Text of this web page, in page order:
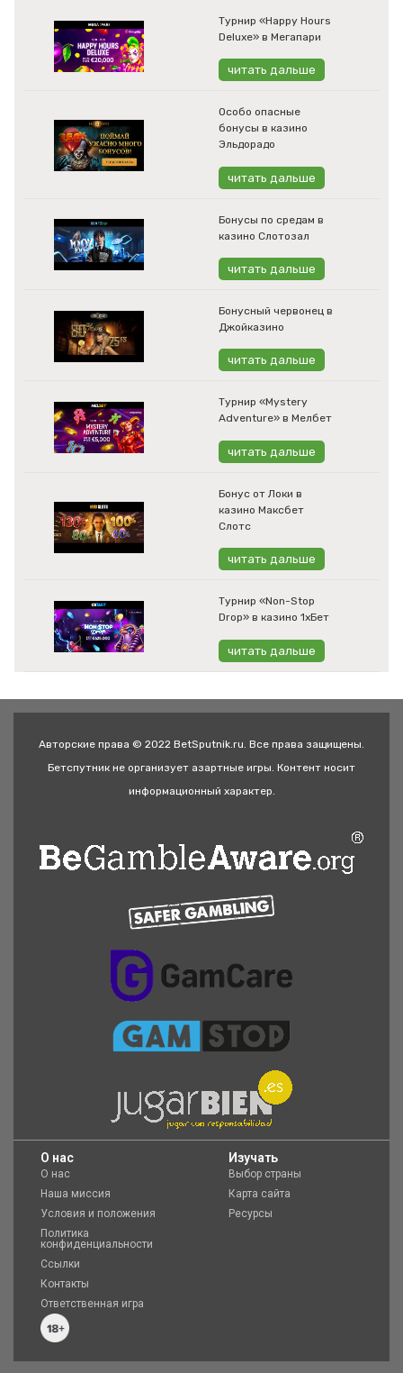
Турнир «Happy Hours
Deluxe» в Мегапари
читать дальше
Особо опасные
бонусы в казино
Эльдорадо
читать дальше
Бонусы по средам в
казино Слотозал
читать дальше
Бонусный червонец в
Джойказино
читать дальше
Турнир «Mystery
Adventure» в Мелбет
читать дальше
Бонус от Локи в
казино Максбет
Слотс
читать дальше
Турнир «Non-Stop
Drop» в казино 1хБет
читать дальше
Авторские права © 2022 BetSputnik.ru. Все права защищены.
Бетспутник не организует азартные игры. Контент носит
информационный характер.
O нас
О нас
Наша миссия
Условия и положения
Политика
конфиденциальности
Ссылки
Контакты
Ответственная игра
Изучать
Выбор страны
Карта сайта
Ресурсы